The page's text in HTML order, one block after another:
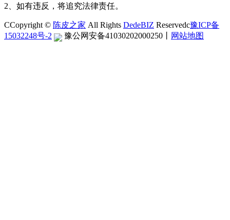
2、如有违反，将追究法律责任。
CCopyright © 陈皮之家 All Rights DedeBIZ Reservedc豫ICP备
15032248号-2
豫公网安备41030202000250 网站地图